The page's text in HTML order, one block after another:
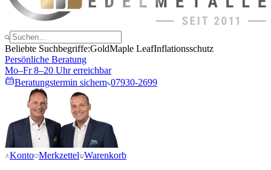
Beliebte Suchbegriffe:GoldMaple LeafInflationsschutz
Persönliche Beratung
Mo–Fr 8–20 Uhr erreichbar
Beratungstermin sichern 07930-2699
Konto Merkzettel Warenkorb